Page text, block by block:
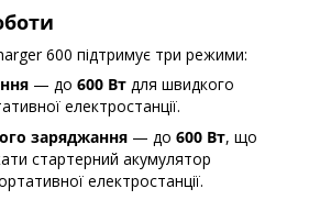
600 підтримує три режими:
— до 600 Вт для швидкого
електростанції.
заряджання — до 600 Вт, що
стартерний акумулятор
електростанції.